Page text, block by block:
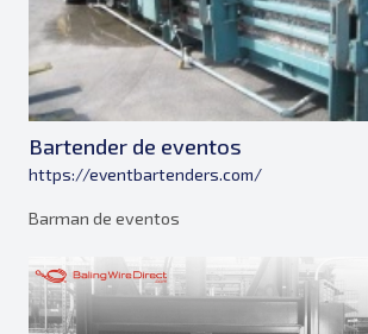
Bartender de eventos
https://eventbartenders.com/
Barman de eventos